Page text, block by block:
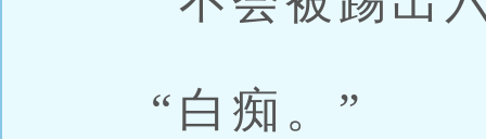
“白痴。”